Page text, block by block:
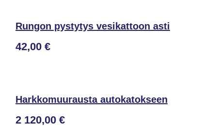
Rungon pystytys vesikattoon asti
42,00 €
Harkkomuurausta autokatokseen
2 120,00 €